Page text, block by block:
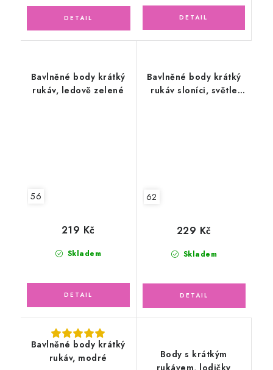
Bavlněné body krátký
rukáv, ledově zelené
56
Skladem
219 Kč
Bavlněné body krátký
rukáv sloníci, světle
62
Skladem
229 Kč
Bavlněné body krátký
rukáv, modré
Body s krátkým
rukávem, lodičky